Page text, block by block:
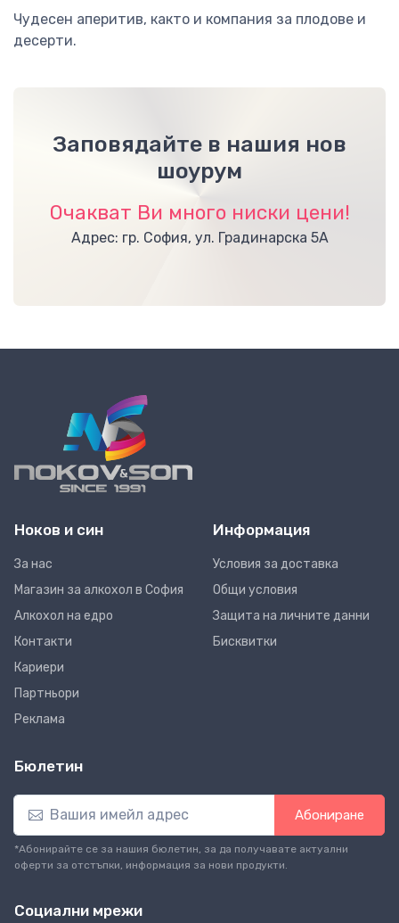
Чудесен аперитив, както и компания за плодове и
десерти.
Заповядайте в нашия нов
шоурум
Очакват Ви много ниски цени!
Адрес: гр. София, ул. Градинарска 5А
Ноков и син
За нас
Магазин за алкохол в София
Алкохол на едро
Контакти
Кариери
Партньори
Реклама
Информация
Условия за доставка
Общи условия
Защита на личните данни
Бисквитки
Бюлетин
Абониране
*Абонирайте се за нашия бюлетин, за да получавате актуални
оферти за отстъпки, информация за нови продукти.
Социални мрежи